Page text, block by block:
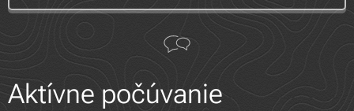
Aktívne počúvanie